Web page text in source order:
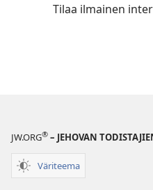
Tilaa ilmainen
JW.ORG® – JEHOVAN
Väriteema